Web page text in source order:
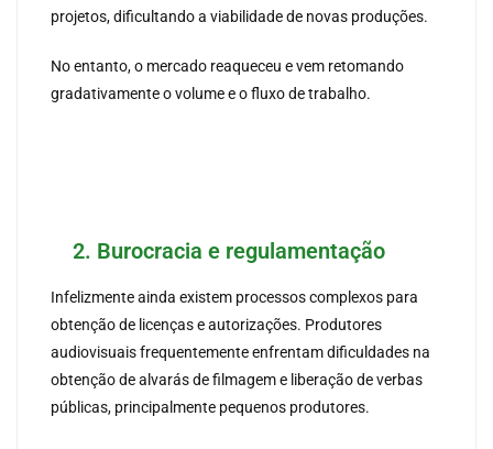
projetos, dificultando a viabilidade de novas produções.
No entanto, o mercado reaqueceu e vem retomando
gradativamente o volume e o fluxo de trabalho.
2. Burocracia e regulamentação
Infelizmente ainda existem processos complexos para
obtenção de licenças e autorizações. Produtores
audiovisuais frequentemente enfrentam dificuldades na
obtenção de alvarás de filmagem e liberação de verbas
públicas, principalmente pequenos produtores.